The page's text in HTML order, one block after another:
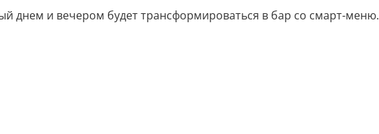
днем и вечером будет трансформироваться в бар со смарт-меню.